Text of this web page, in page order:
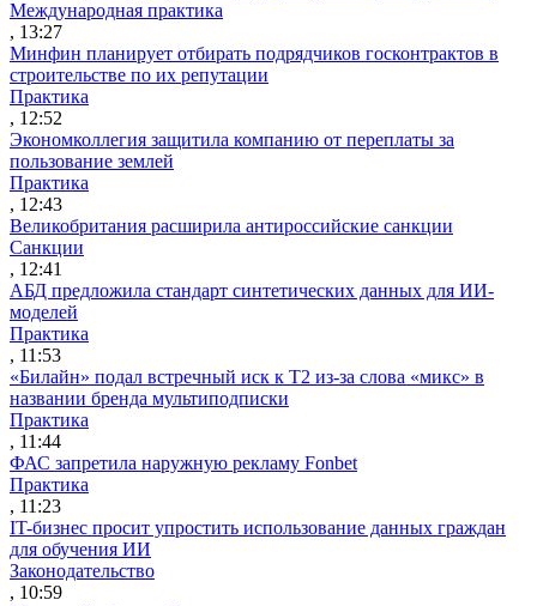
Международная практика
, 13:27
Минфин планирует отбирать подрядчиков госконтрактов в
строительстве по их репутации
Практика
, 12:52
Экономколлегия защитила компанию от переплаты за
пользование землей
Практика
, 12:43
Великобритания расширила антироссийские санкции
Санкции
, 12:41
АБД предложила стандарт синтетических данных для ИИ-
моделей
Практика
, 11:53
«Билайн» подал встречный иск к Т2 из-за слова «микс» в
названии бренда мультиподписки
Практика
, 11:44
ФАС запретила наружную рекламу Fonbet
Практика
, 11:23
IT-бизнес просит упростить использование данных граждан
для обучения ИИ
Законодательство
, 10:59